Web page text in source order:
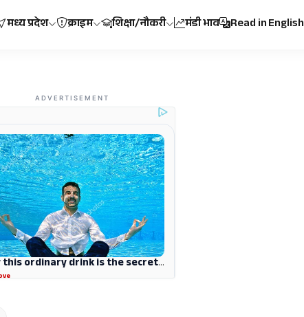
मध्य प्रदेश क्राइम शिक्षा/नौकरी मंडी भाव Read in English
ADVERTISEMENT